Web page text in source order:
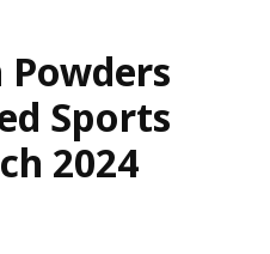
Sports
2024